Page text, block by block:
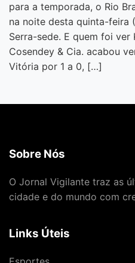
para a temporada, o Rio
na noite desta quinta-feira
Serra-sede. E quem foi ver
Cosendey & Cia. acabou
Vitória por 1 a 0, […]
Sobre Nós
O Jornal Vigilante traz as
cidade e do mundo com
Links Úteis